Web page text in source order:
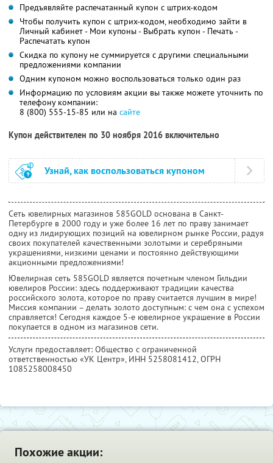
Предъявляйте распечатанный купон с штрих-кодом
Чтобы получить купон с штрих-кодом, необходимо зайти в
Личный кабинет - Мои купоны - Выбрать купон - Печать -
Распечатать купон
Скидка по купону не суммируется с другими специальными
предложениями компании
Одним купоном можно воспользоваться только один раз
Информацию по условиям акции вы также можете уточнить по
телефону компании:
8 (800) 555-15-85 или на сайте
Купон действителен по 30 ноября 2016 включительно
Узнай, как воспользоваться купоном
Сеть ювелирных магазинов 585GOLD основана в Санкт-
Петербурге в 2000 году и уже более 16 лет по праву занимает
одну из лидирующих позиций на ювелирном рынке России, радуя
своих покупателей качественными золотыми и серебряными
украшениями, низкими ценами и постоянно действующими
акционными предложениями!
Ювелирная сеть 585GOLD является почетным членом Гильдии
ювелиров России: здесь поддерживают традиции качества
российского золота, которое по праву считается лучшим в мире!
Миссия компании – делать золото доступным: с чем она с успехом
справляется! Сегодня каждое 5-е ювелирное украшение в России
покупается в одном из магазинов сети.
Услуги предоставляет: Общество с ограниченной
ответственностью «УК Центр», ИНН 5258081412, ОГРН
1085258008450
Похожие акции: